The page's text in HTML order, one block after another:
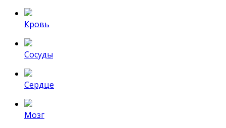
Кровь
Сосуды
Сердце
Мозг